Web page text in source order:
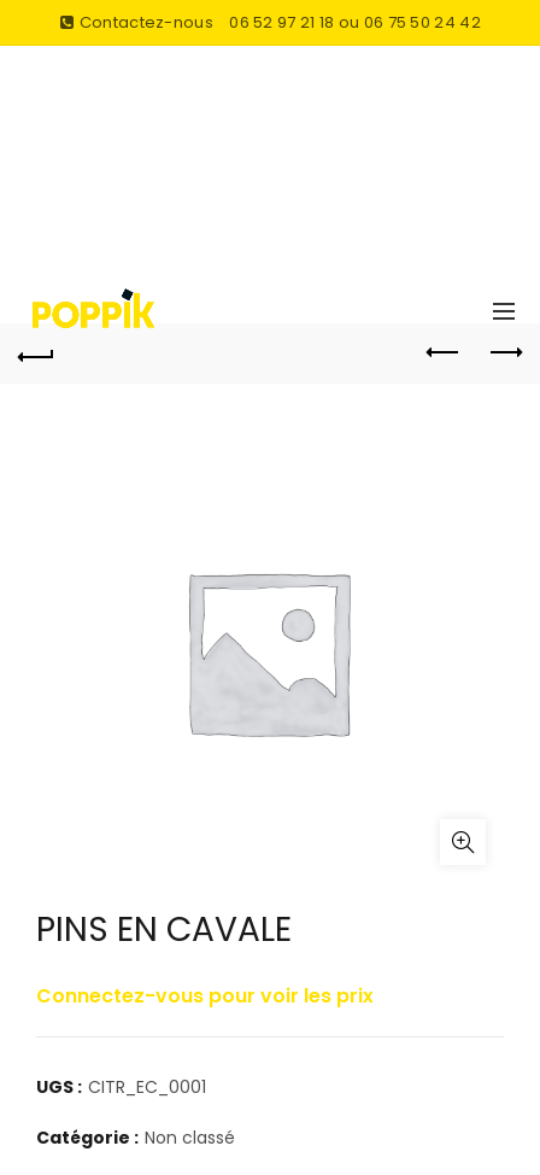
Contactez-nous 06 52 97 21 18 ou 06 75 50 24 42
PINS EN CAVALE
Connectez-vous pour voir les prix
UGS : CITR_EC_0001
Catégorie : Non classé